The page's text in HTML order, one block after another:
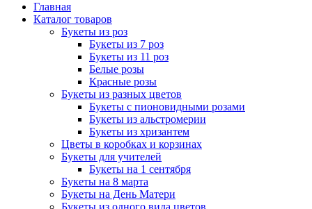
Главная
Каталог товаров
Букеты из роз
Букеты из 7 роз
Букеты из 11 роз
Белые розы
Красные розы
Букеты из разных цветов
Букеты с пионовидными розами
Букеты из альстромерии
Букеты из хризантем
Цветы в коробках и корзинах
Букеты для учителей
Букеты на 1 сентября
Букеты на 8 марта
Букеты на День Матери
Букеты из одного вида цветов